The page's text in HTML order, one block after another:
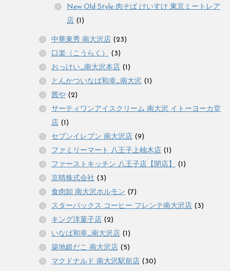
New Old Style 肉そば けいすけ 東京ミートレア
店 (1)
中華東秀 南大沢店 (23)
口楽（こうらく）
(3)
おっけい_南大沢本店 (1)
とんかついなば和幸_南大沢 (1)
茜や (2)
サーティワンアイスクリーム 南大沢 イトーヨーカ堂
店 (1)
セブンイレブン 南大沢店 (9)
ファミリーマート 八王子上柚木店 (1)
ファーストキッチン 八王子店【閉店】
(1)
京晴株式会社 (3)
食肉卸 南大沢ホルモン (7)
スターバックス コーヒー フレンテ南大沢店 (3)
キング洋菓子店 (2)
いなば和幸_南大沢店 (1)
築地銀だこ 南大沢店 (5)
マクドナルド 南大沢駅前店 (30)